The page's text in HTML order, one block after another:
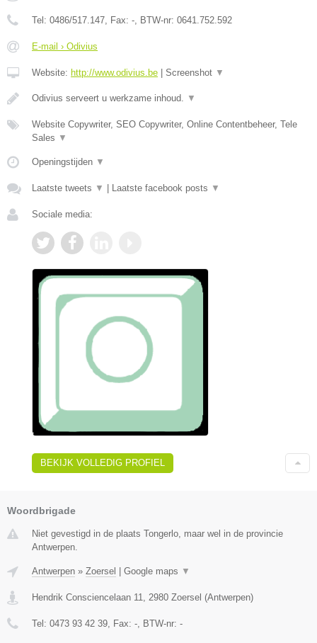
Tel: 0486/517.147 , Fax: - , BTW-nr: 0641.752.592
E-mail › Odivius
Website: http://www.odivius.be | Screenshot ▼
Odivius serveert u werkzame inhoud. ▼
Website Copywriter, SEO Copywriter, Online Contentbeheer, Tele
Sales ▼
Openingstijden ▼
Laatste tweets ▼ | Laatste facebook posts ▼
Sociale media:
BEKIJK VOLLEDIG PROFIEL
Woordbrigade
Niet gevestigd in de plaats Tongerlo, maar wel in de provincie
Antwerpen.
Antwerpen » Zoersel | Google maps ▼
Hendrik Consciencelaan 11 2980 Zoersel (Antwerpen)
Tel: 0473 93 42 39 , Fax: - , BTW-nr: -